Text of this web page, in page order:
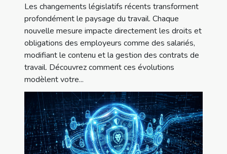
Les changements législatifs récents transforment
profondément le paysage du travail. Chaque
nouvelle mesure impacte directement les droits et
obligations des employeurs comme des salariés,
modifiant le contenu et la gestion des contrats de
travail. Découvrez comment ces évolutions
modèlent votre...